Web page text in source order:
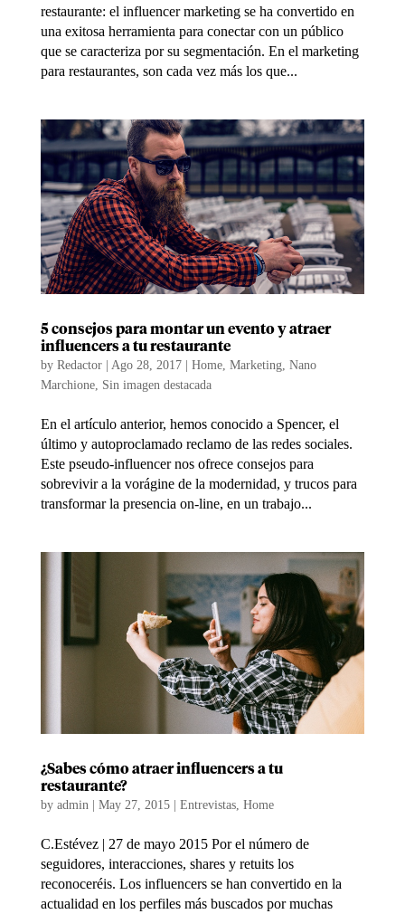
restaurante: el influencer marketing se ha convertido en
una exitosa herramienta para conectar con un público
que se caracteriza por su segmentación. En el marketing
para restaurantes, son cada vez más los que...
5 consejos para montar un evento y atraer
influencers a tu restaurante
by Redactor| Ago 28, 2017| Home, Marketing, Nano
Marchione, Sin imagen destacada
En el artículo anterior, hemos conocido a Spencer, el
último y autoproclamado reclamo de las redes sociales.
Este pseudo-influencer nos ofrece consejos para
sobrevivir a la vorágine de la modernidad, y trucos para
transformar la presencia on-line, en un trabajo...
¿Sabes cómo atraer influencers a tu
restaurante?
by admin| May 27, 2015| Entrevistas, Home
C.Estévez | 27 de mayo 2015 Por el número de
seguidores, interacciones, shares y retuits los
reconoceréis. Los influencers se han convertido en la
actualidad en los perfiles más buscados por muchas